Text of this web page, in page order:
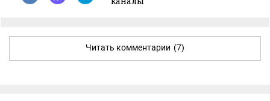
Читать комментарии (7)